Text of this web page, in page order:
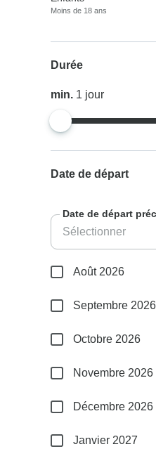
Moins de 18 ans
Durée
min. 1 jour
Date de départ
Date de départ
Août 2026
Septembre 2026
Octobre 2026
Novembre 2026
Décembre 2026
Janvier 2027